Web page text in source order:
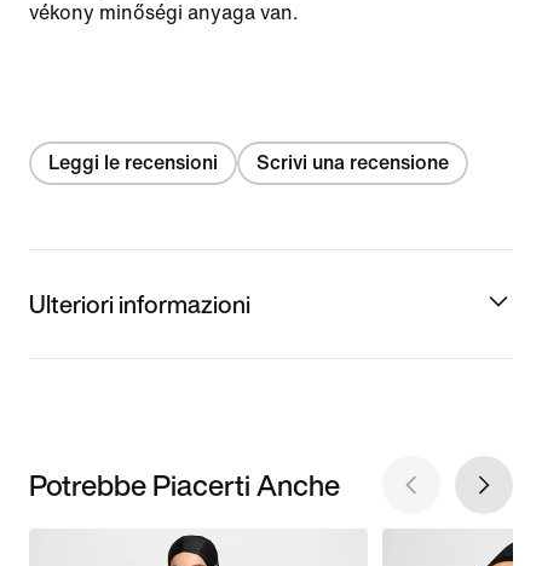
vékony minőségi anyaga van.
Leggi le recensioni Scrivi una recensione
Ulteriori informazioni
Potrebbe Piacerti Anche